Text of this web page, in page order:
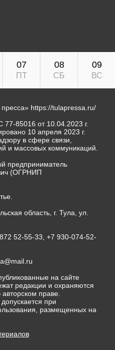
07
ПТ
08
СБ
09
ВС
https://tulapressa.ru/
85016 от 10.04.2023 г.
10 апреля 2023 г.
в сфере связи,
и массовых коммуникаций.
предприниматель
(ОГРНИП
область, г. Тула, ул.
52-55-33, +7 930-074-52-
на сайте
редакции и охраняются
праве.
при
размещенных на